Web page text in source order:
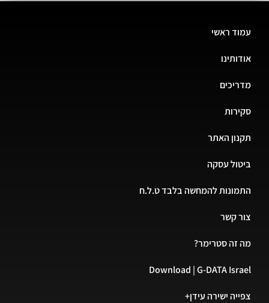
עמוד ראשי
אודותינו
מדריכים
סקירות
תקנון האתר
ביטול עסקה
התמונות להמחשה בלבד ט.ל.ח
צור קשר
מה זה סטרימר?
Download | G-DATA Israel
צפייה ישירה עידן+